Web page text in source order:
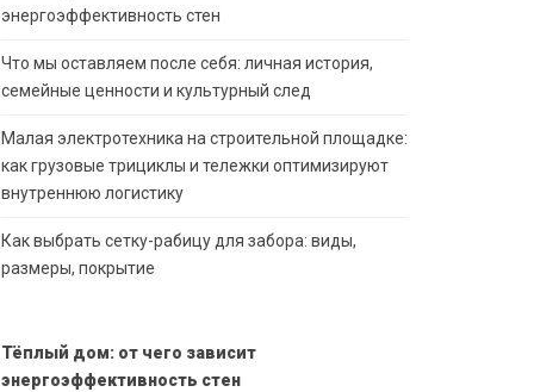
энергоэффективность стен
Что мы оставляем после себя: личная история,
семейные ценности и культурный след
Малая электротехника на строительной площадке:
как грузовые трициклы и тележки оптимизируют
внутреннюю логистику
Как выбрать сетку-рабицу для забора: виды,
размеры, покрытие
Тёплый дом: от чего зависит
энергоэффективность стен